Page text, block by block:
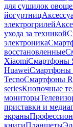
для сушилок
йогуртниц
электрогрилей
ухода за техникой
электроника
восстановленные
XiaomiСмартфоны
HuaweiСмартфоны
TecnoСмартфоны
seriesКнопочные
мониторы
приставки и
экраны
книгиПланшеты